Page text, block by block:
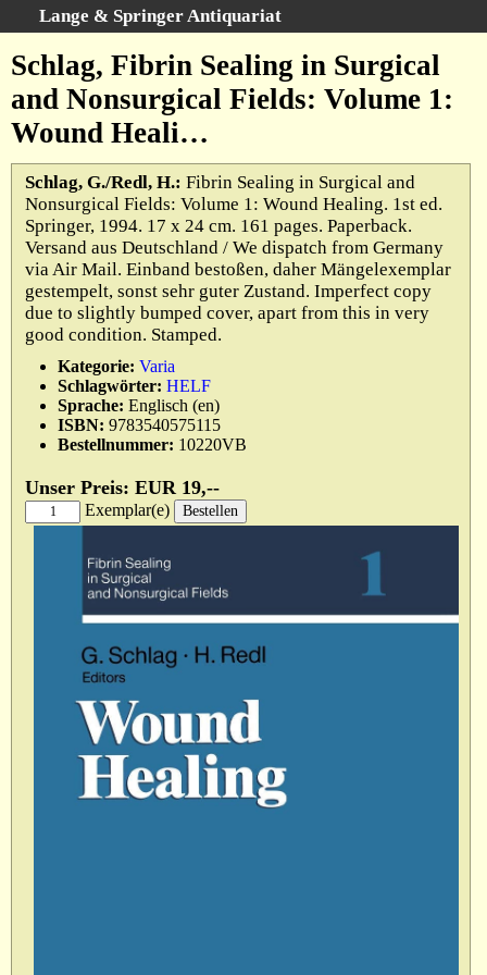
Lange & Springer Antiquariat
Startseite
Kategorien
Schlagwörter
Gesamtbestand
Warenkorb
Ankauf
AGB
Widerruf
Datenschutz
Impressum
Schlag, Fibrin Sealing in Surgical
and Nonsurgical Fields: Volume 1:
Wound Heali…
Schlag, G./Redl, H.: Fibrin Sealing in Surgical and
Nonsurgical Fields: Volume 1: Wound Healing. 1st ed.
Springer, 1994. 17 x 24 cm. 161 pages. Paperback.
Versand aus Deutschland / We dispatch from Germany
via Air Mail. Einband bestoßen, daher Mängelexemplar
gestempelt, sonst sehr guter Zustand. Imperfect copy
due to slightly bumped cover, apart from this in very
good condition. Stamped.
Kategorie: Varia
Schlagwörter: HELF
Sprache: Englisch (en)
ISBN: 9783540575115
Bestellnummer: 10220VB
Unser Preis: EUR 19,--
Exemplar(e)